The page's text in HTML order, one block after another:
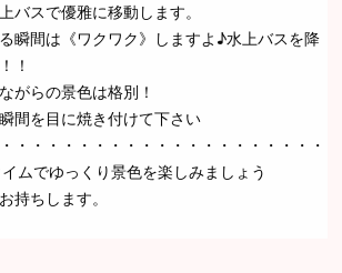
バスで優雅に移動します。
瞬間は《ワクワク》しますよ♪水上バスを降
！
がらの景色は格別！
間を目に焼き付けて下さい
・・・・・・・・・・・・・・・・・・・・
ムでゆっくり景色を楽しみましょう
持ちします。